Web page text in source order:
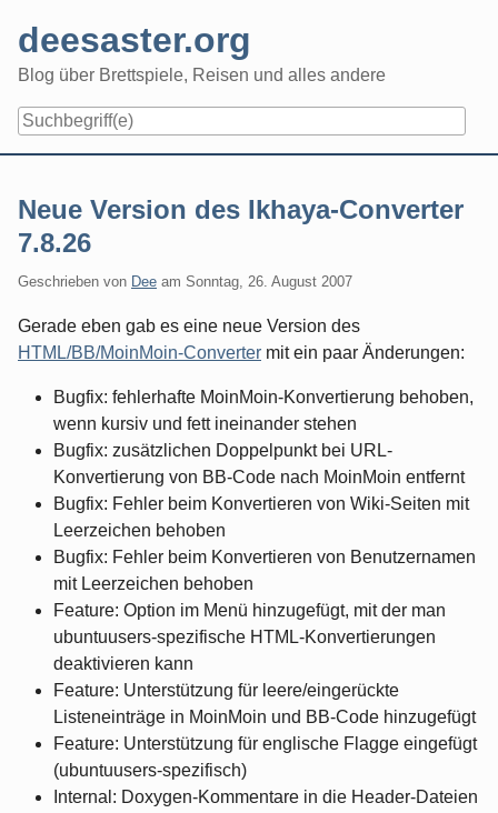
content
deesaster.org
Blog über Brettspiele, Reisen und alles andere
Neue Version des Ikhaya-Converter
7.8.26
Geschrieben von Dee am Sonntag, 26. August 2007
Gerade eben gab es eine neue Version des
HTML/BB/MoinMoin-Converter mit ein paar Änderungen:
Bugfix: fehlerhafte MoinMoin-Konvertierung behoben,
wenn kursiv und fett ineinander stehen
Bugfix: zusätzlichen Doppelpunkt bei URL-
Konvertierung von BB-Code nach MoinMoin entfernt
Bugfix: Fehler beim Konvertieren von Wiki-Seiten mit
Leerzeichen behoben
Bugfix: Fehler beim Konvertieren von Benutzernamen
mit Leerzeichen behoben
Feature: Option im Menü hinzugefügt, mit der man
ubuntuusers-spezifische HTML-Konvertierungen
deaktivieren kann
Feature: Unterstützung für leere/eingerückte
Listeneinträge in MoinMoin und BB-Code hinzugefügt
Feature: Unterstützung für englische Flagge eingefügt
(ubuntuusers-spezifisch)
Internal: Doxygen-Kommentare in die Header-Dateien